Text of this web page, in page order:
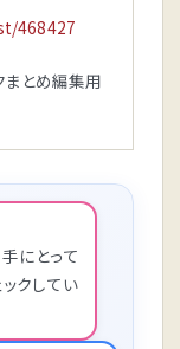
468427
まとめ編集用
にとって
クしてい